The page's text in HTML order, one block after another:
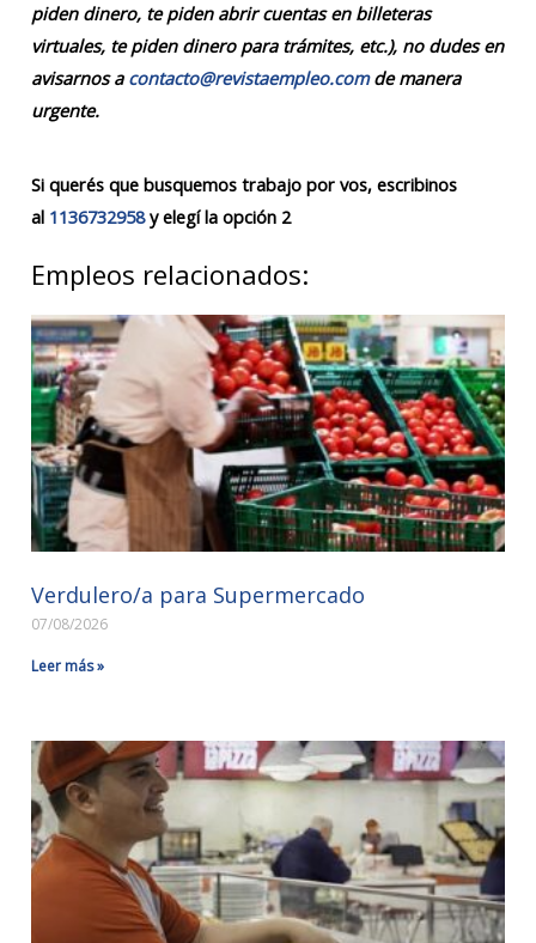
piden dinero, te piden abrir cuentas en billeteras
virtuales, te piden dinero para trámites, etc.), no dudes en
avisarnos a contacto@revistaempleo.comde manera
urgente.
Si querés que busquemos trabajo por vos, escribinos
al 1136732958y elegí la opción 2
Empleos relacionados:
Verdulero/a para Supermercado
07/08/2026
Leer más »